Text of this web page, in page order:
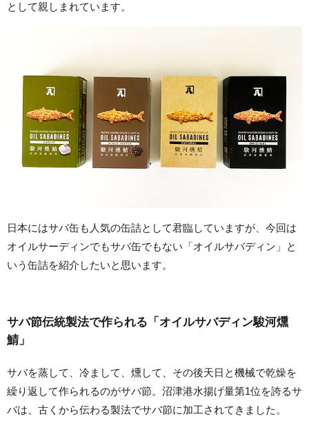
として親しまれています。
日本にはサバ缶も人気の缶詰として君臨していますが、今回は
オイルサーディンでもサバ缶でもない「オイルサバディン」と
いう缶詰を紹介したいと思います。
サバ節伝統製法で作られる「オイルサバディン駿河燻
鯖」
サバを蒸して、冷まして、燻して、その後天日と機械で乾燥を
繰り返して作られるのがサバ節。沼津港水揚げ量第1位を誇るサ
バは、古くから伝わる製法でサバ節に加工されてきました。